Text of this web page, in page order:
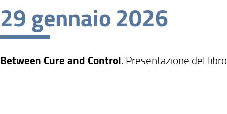
29 gennaio 2026
Between Cure and Control. Presentazione del libro